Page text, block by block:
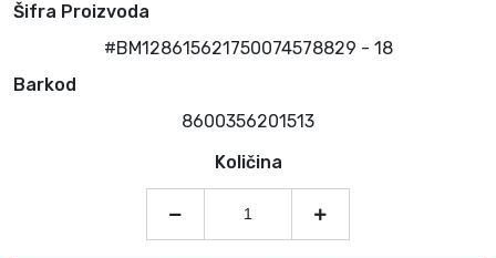
Šifra Proizvoda
#BM128615621750074578829 - 18
Barkod
8600356201513
Količina